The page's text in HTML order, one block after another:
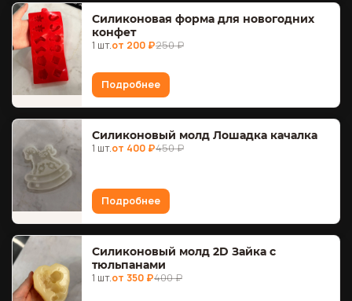
Силиконовая форма для новогодних
конфет
1 шт.от 200 ₽250 ₽
Подробнее
Силиконовый молд Лошадка качалка
1 шт.от 400 ₽450 ₽
Подробнее
Силиконовый молд 2D Зайка с
тюльпанами
1 шт.от 350 ₽400 ₽